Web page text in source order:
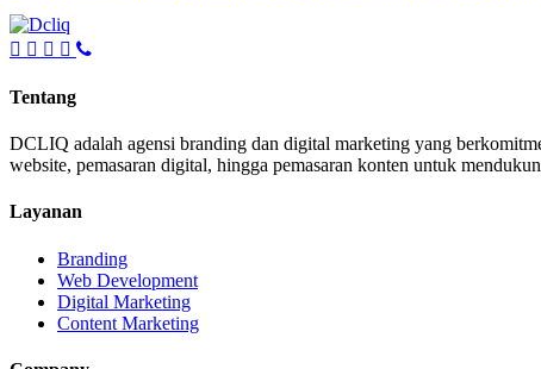
Tentang
DCLIQ adalah agensi branding dan digital marketing yang
website, pemasaran digital, hingga pemasaran konten untuk
Layanan
Branding
Web Development
Digital Marketing
Content Marketing